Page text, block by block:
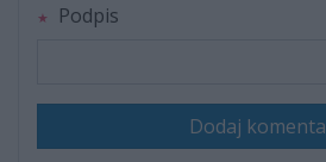
Podpis
Dodaj